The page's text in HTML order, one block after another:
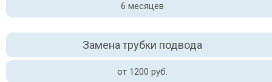
6 месяцев
Замена трубки подвода
от 1200 руб.